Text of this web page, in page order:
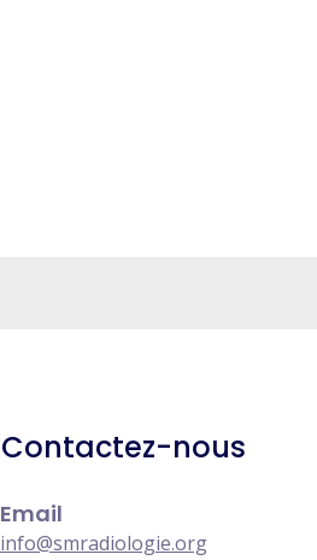
Contactez-nous
Email
info@smradiologie.org